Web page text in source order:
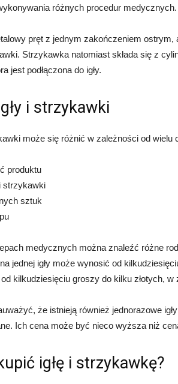
różnych procedur medycznych.
pręt z jednym zakończeniem
Strzykawka natomiast składa się z
jest podłączona do igły.
i strzykawki
może się różnić w zależności od wielu
produktu
strzykawki
sztuk
medycznych można znaleźć różne
jednej igły może wynosić od
kilkudziesięciu groszy do kilku złotych,
że istnieją również jednorazowe
Ich cena może być nieco wyższa niż
igłę i strzykawkę?